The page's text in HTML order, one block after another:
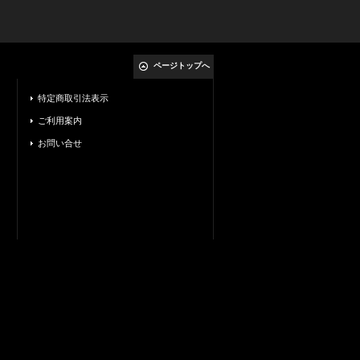
ページトップへ
特定商取引法表示
ご利用案内
お問い合せ